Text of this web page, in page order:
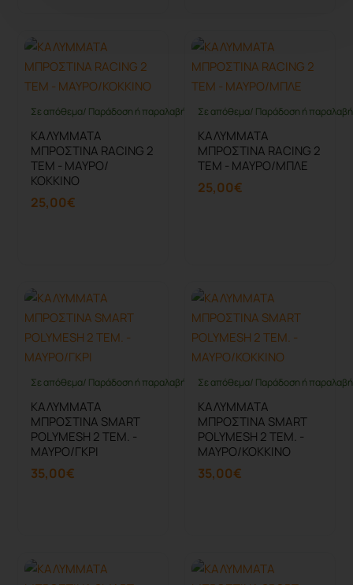
Σε απόθεμα/ Παράδοση ή παραλαβή έως 10 ημέρες
ΚΑΛΥΜΜΑΤΑ
ΜΠΡΟΣΤΙΝΑ RACING 2
ΤΕΜ - ΜΑΥΡΟ/
ΚΟΚΚΙΝΟ
25,00€
Σε απόθεμα/ Παράδοση ή
ΚΑΛΥΜΜΑΤΑ
ΜΠΡΟΣΤΙΝΑ RACING 2
ΤΕΜ - ΜΑΥΡΟ/ΜΠΛΕ
25,00€
Σε απόθεμα/ Παράδοση ή παραλαβή έως 10 ημέρες
ΚΑΛΥΜΜΑΤΑ
ΜΠΡΟΣΤΙΝΑ SMART
POLYMESH 2 ΤΕΜ. -
ΜΑΥΡΟ/ΓΚΡΙ
35,00€
Σε απόθεμα/ Παράδοση ή
ΚΑΛΥΜΜΑΤΑ
ΜΠΡΟΣΤΙΝΑ SMART
POLYMESH 2 ΤΕΜ. -
ΜΑΥΡΟ/ΚΟΚΚΙΝΟ
35,00€